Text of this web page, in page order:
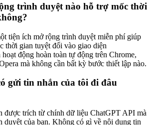
trình duyệt nào hỗ trợ mốc thời
tiện ích mở rộng trình duyệt miễn phí giúp
thời gian tuyệt đối vào giao diện
động hoàn toàn tự động trên Chrome,
mà không cần bất kỳ bước thiết lập nào.
gửi tin nhắn của tôi đi đâu
được trích từ chính dữ liệu ChatGPT API mà
duyệt của bạn. Không có gì về nội dung tin